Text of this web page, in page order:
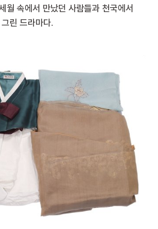
월 속에서 만났던 사람들과 천국에서
린 드라마다.